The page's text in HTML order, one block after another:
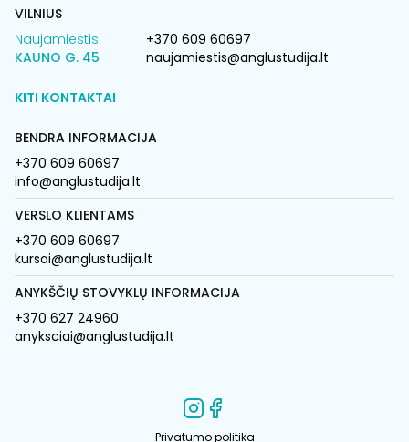
VILNIUS
Naujamiestis
KAUNO G. 45
+370 609 60697
naujamiestis@anglustudija.lt
KITI KONTAKTAI
BENDRA INFORMACIJA
+370 609 60697
info@anglustudija.lt
VERSLO KLIENTAMS
+370 609 60697
kursai@anglustudija.lt
ANYKŠČIŲ STOVYKLŲ INFORMACIJA
+370 627 24960
anyksciai@anglustudija.lt
Privatumo politika